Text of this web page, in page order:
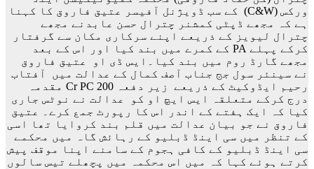
ورکس (C&W) کے سب ڈویژنل آفیسر عتیق فاروق کا کہنا
ہے کہ مجھے ڈپٹی کمشنر چترال حسن عابدنے مجھے
چترال لیویز کے ذریعے اپنے سرکاری مکان سے گرفتار
کرکے پہلے PA کے کمرے میں بند کیا اور اس کے بعد
مجھے گارڈ روم میں بند کیا۔ایس ڈی او عتیق فاروق
نے سینئر سول جج جناب آصف کمال کے عدالت میں آفتاب
رحیم ایڈوکیٹ کے ذریعے زیر دفعہ 200 Cr PC مقدمہ
درج کرکے متعلقہ ایس ایچ او کو عدالت نے نوٹس جاری
کیا کہ ایک ہفتے کے اندر اس کا رپورٹ جمع کرے۔ عتیق
فاروق نے جو بیان عدالت میں قلم بند کروایا تھا اسی
کے تنظر میں سی اینڈ ڈبلیو کے رہائش گاہ میں محکمے
سی اینڈ ڈبلیو کے کافی ہجوم کے سامنے اپنا موقف پیش
کرتے ہوئے کہا کہ میں اس محکمہ میں پچھلے تیس سالوں